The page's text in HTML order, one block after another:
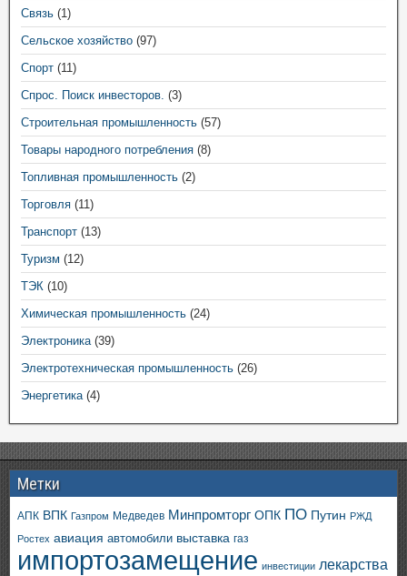
Связь (1)
Сельское хозяйство (97)
Спорт (11)
Спрос. Поиск инвесторов. (3)
Строительная промышленность (57)
Товары народного потребления (8)
Топливная промышленность (2)
Торговля (11)
Транспорт (13)
Туризм (12)
ТЭК (10)
Химическая промышленность (24)
Электроника(39)
Электротехническая промышленность (26)
Энергетика(4)
Метки
АПК ВПК Газпром Медведев Минпромторг ОПК ПО Путин РЖД
Ростех авиация автомобили выставка газ
импортозамещение инвестиции лекарства